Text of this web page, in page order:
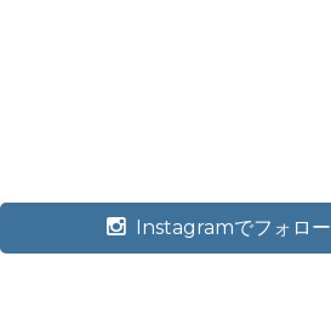
Instagramでフォロー